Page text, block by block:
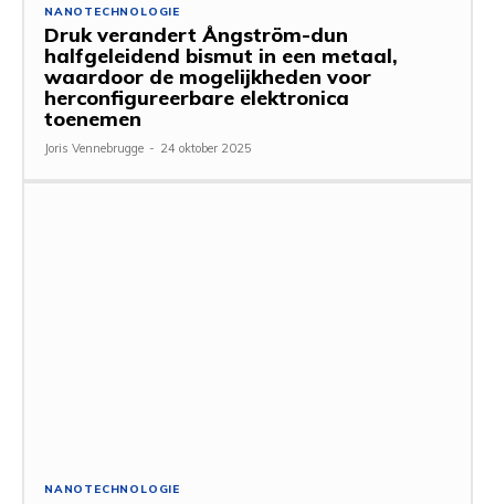
NANOTECHNOLOGIE
Druk verandert Ångström-dun
halfgeleidend bismut in een metaal,
waardoor de mogelijkheden voor
herconfigureerbare elektronica
toenemen
Joris Vennebrugge - 24 oktober 2025
NANOTECHNOLOGIE